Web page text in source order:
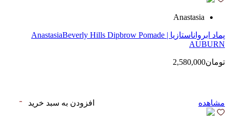
Anastasia
پماد ابرواناستازیا | AnastasiaBeverly Hills Dipbrow Pomade
AUBURN
تومان2,580,000
مشاهده افزودن به سبد خرید